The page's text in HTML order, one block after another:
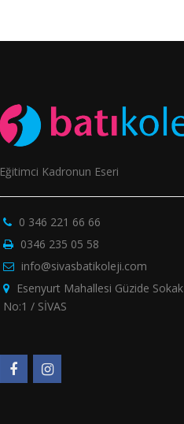
Eğitimci Kadronun Eseri
0 346 221 66 66
0346 235 05 58
info@sivasbatikoleji.com
Esenyurt Mahallesi Güzide Sokak
No:1 / SİVAS